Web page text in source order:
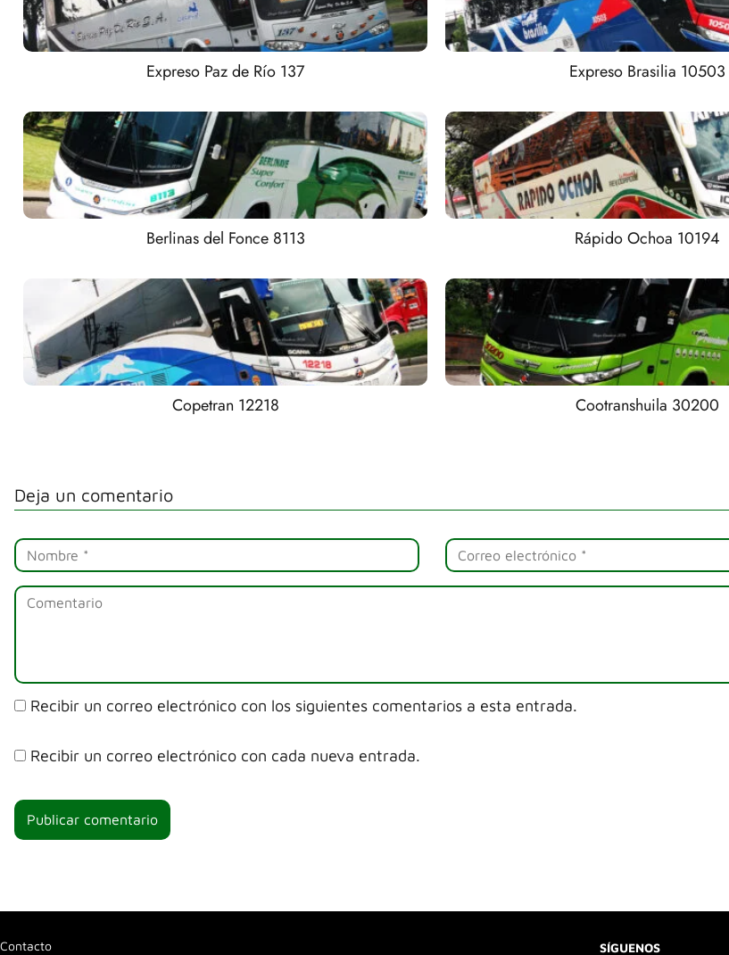
Expreso Paz de Río 137 Expreso Brasilia 10503
Berlinas del Fonce 8113 Rápido Ochoa 10194
Copetran 12218 Cootranshuila 30200
Deja un comentario
Recibir un correo electrónico con los siguientes comentarios a esta entrada.
Recibir un correo electrónico con cada nueva entrada.
Contacto SÍGUENOS